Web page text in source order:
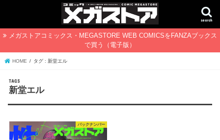
search
メガストアコミックス・MEGASTORE WEB COMICSをFANZAブックス
で買う（電子版）
HOME タグ : 新堂エル
新堂エル
バックナンバー